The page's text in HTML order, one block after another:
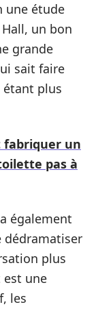
une étude
un bon
grande
sait faire
étant plus
fabriquer un
pas à
également
dédramatiser
plus
une
les